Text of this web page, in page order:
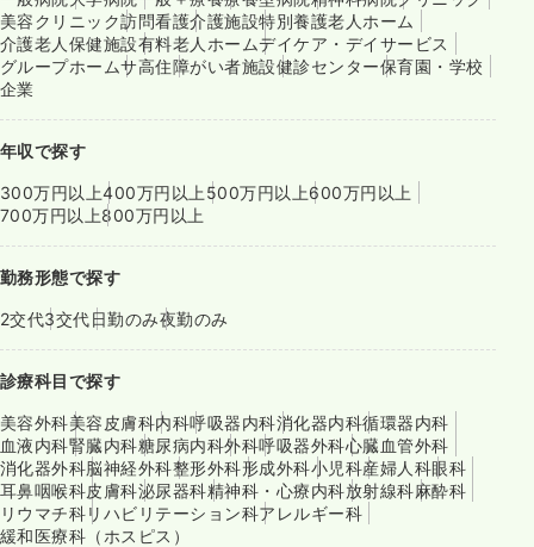
美容クリニック訪問看護介護施設特別養護老人ホーム
介護老人保健施設有料老人ホームデイケア・デイサービス
グループホームサ高住障がい者施設健診センター保育園・学校
企業
年収で探す
300万円以上400万円以上 500万円以上600万円以上
700万円以上800万円以上
勤務形態で探す
2交代3交代日勤のみ夜勤のみ
診療科目で探す
美容外科美容皮膚科内科呼吸器内科消化器内科循環器内科
血液内科腎臓内科糖尿病内科外科呼吸器外科心臓血管外科
消化器外科脳神経外科整形外科形成外科小児科産婦人科眼科
耳鼻咽喉科皮膚科泌尿器科精神科・心療内科放射線科麻酔科
リウマチ科リハビリテーション科アレルギー科
緩和医療科（ホスピス）